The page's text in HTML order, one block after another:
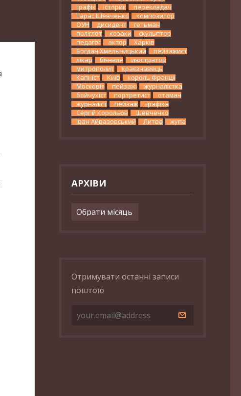
графік
історик
перекладач
Тарас Шевченко
композитор
ОУН
дисидент
гетьман
поліглот
козаки
скульптор
педагог
актор
Харків
Богдан Хмельницький
пейзажист
лікар
бієнале
ілюстратор
митрополит
краєзнавець
Капніст
Київ
король Франції
Московія
пейзажі
журналістка
бойчукіст
портретист
отаман
журналіст
пейзаж
графіка
Сергій Корольов
Шевченко
Іван Айвазовський
Литва жупа
АРХІВИ
Архіви
Отримувати останні записи
поштою